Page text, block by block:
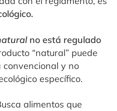
no está regulado
“natural” puede
y no
específico.
alimentos que